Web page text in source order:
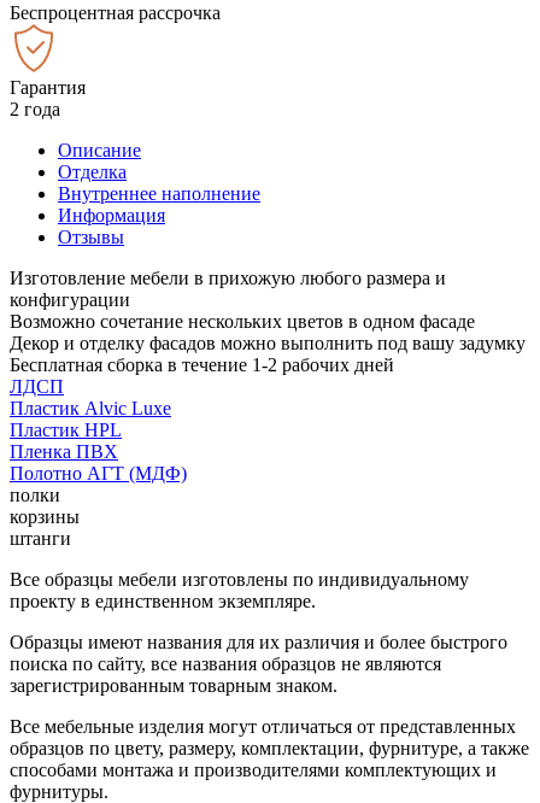
Беспроцентная рассрочка
Гарантия
2 года
Описание
Отделка
Внутреннее наполнение
Информация
Отзывы
Изготовление мебели в прихожую любого размера и
конфигурации
Возможно сочетание нескольких цветов в одном фасаде
Декор и отделку фасадов можно выполнить под вашу задумку
Бесплатная сборка в течение 1-2 рабочих дней
ЛДСП
Пластик Alvic Luxe
Пластик HPL
Пленка ПВХ
Полотно АГТ (МДФ)
полки
корзины
штанги
Все образцы мебели изготовлены по индивидуальному
проекту в единственном экземпляре.
Образцы имеют названия для их различия и более быстрого
поиска по сайту, все названия образцов не являются
зарегистрированным товарным знаком.
Все мебельные изделия могут отличаться от представленных
образцов по цвету, размеру, комплектации, фурнитуре, а также
способами монтажа и производителями комплектующих и
фурнитуры.